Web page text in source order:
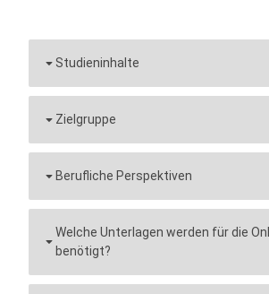
Studieninhalte
Zielgruppe
Berufliche Perspektiven
Welche Unterlagen werden für die
benötigt?